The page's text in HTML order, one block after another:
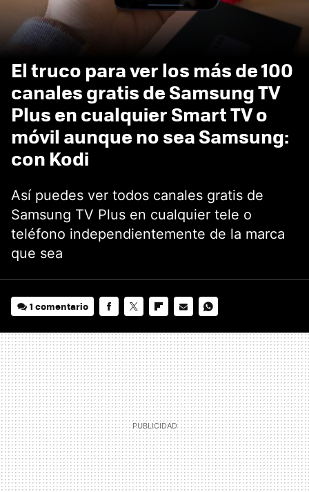
El truco para ver los más de 100
canales gratis de Samsung TV
Plus en cualquier Smart TV o
móvil aunque no sea Samsung:
con Kodi
Así puedes ver todos canales gratis de
Samsung TV Plus en cualquier tele o
teléfono independientemente de la marca
que sea
1 comentario
MAIL